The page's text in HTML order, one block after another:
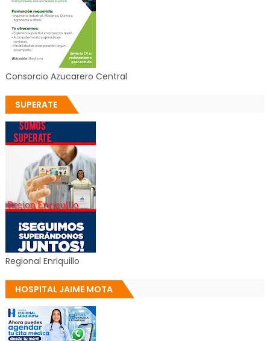
Consorcio Azucarero Central
SUPERATE
Regional Enriquillo
HOSPITAL JAIME MOTA